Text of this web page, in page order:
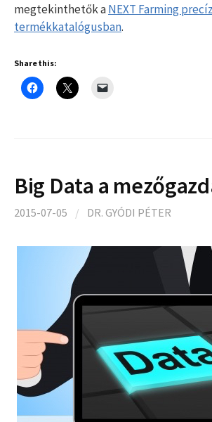
megtekinthetők aNEXT Farming
termékkatalógusban.
Share this:
Big Data a
2015-07-05 / DR. GYÓDI PÉTER